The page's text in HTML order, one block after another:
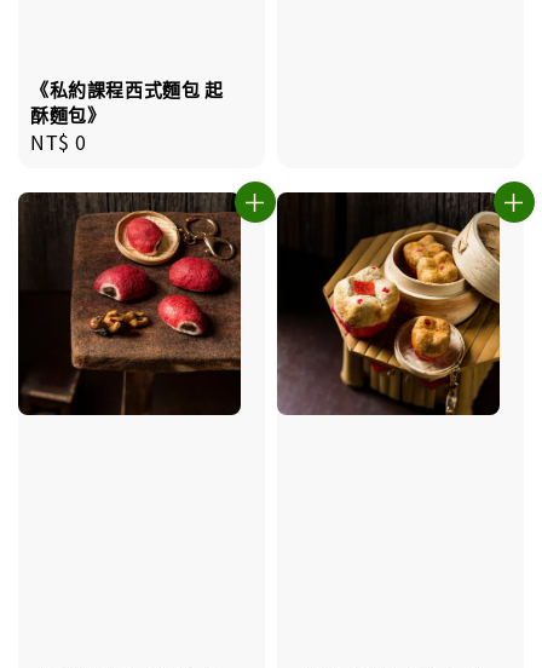
《私約課程西式麵包 起
酥麵包》
Regular
NT$ 0